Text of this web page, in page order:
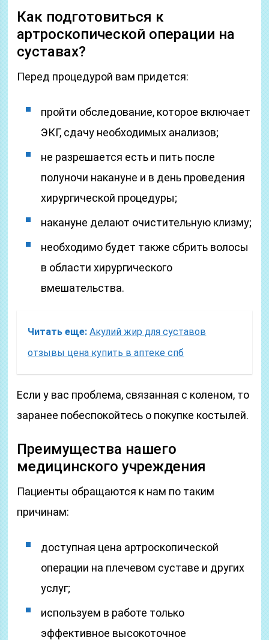
Как подготовиться к
артроскопической операции на
суставах?
Перед процедурой вам придется:
пройти обследование, которое включает
ЭКГ, сдачу необходимых анализов;
не разрешается есть и пить после
полуночи накануне и в день проведения
хирургической процедуры;
накануне делают очистительную клизму;
необходимо будет также сбрить волосы
в области хирургического
вмешательства.
Читать еще: Акулий жир для суставов
отзывы цена купить в аптеке спб
Если у вас проблема, связанная с коленом, то
заранее побеспокойтесь о покупке костылей.
Преимущества нашего
медицинского учреждения
Пациенты обращаются к нам по таким
причинам:
доступная цена артроскопической
операции на плечевом суставе и других
услуг;
используем в работе только
эффективное высокоточное